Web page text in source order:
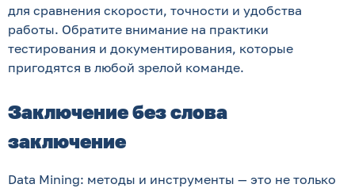
для сравнения скорости, точности и удобства
работы. Обратите внимание на практики
тестирования и документирования, которые
пригодятся в любой зрелой команде.
Заключение без слова
заключение
Data Mining: методы и инструменты — это не только